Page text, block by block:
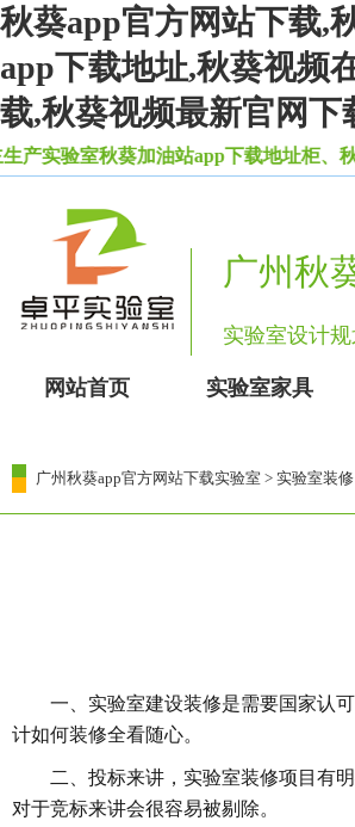
秋葵app官方网站下载,
app下载地址,秋葵视频
载,秋葵视频最新官网下
验室秋葵加油站app下载地址柜、
广州秋
实验室设计规
网站首页 实验室家具
广州秋葵app官方网站下载实验室 > 实验室装修
一、实验室建设装修是需要国家
计如何装修全看随心。
二、投标来讲，实验室装修项
对于竞标来讲会很容易被剔除。